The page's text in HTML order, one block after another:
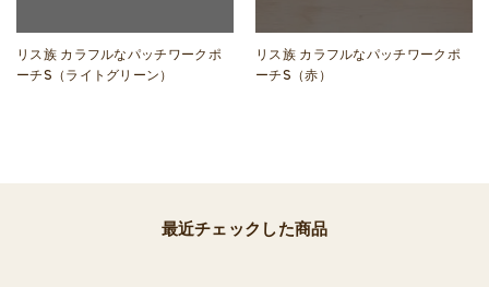
リス族 カラフルなパッチワークポ
ーチS（ライトグリーン）
リス族 カラフルなパッチワークポ
ーチS（赤）
最近チェックした商品